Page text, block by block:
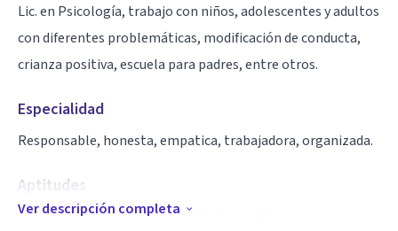
Lic. en Psicología, trabajo con niños, adolescentes y adultos
con diferentes problemáticas, modificación de conducta,
crianza positiva, escuela para padres, entre otros.
Especialidad
Responsable, honesta, empatica, trabajadora, organizada.
Aptitudes
Evaluaciones neuropsicologicas con pruebas
Ver descripción completa